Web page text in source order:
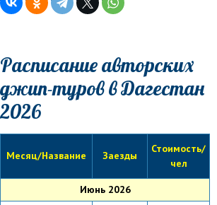
Расписание авторских
джип-туров в Дагестан
2026
Месяц/Название Заезды
Стоимость/
чел
Июнь 2026